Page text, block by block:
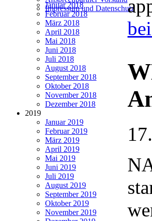
Impressum und Datenschutz
Januar 2018
Februar 2018
März 2018
April 2018
Mai 2018
Juni 2018
Juli 2018
August 2018
September 2018
Oktober 2018
November 2018
Dezember 2018
2019
Januar 2019
Februar 2019
März 2019
April 2019
Mai 2019
Juni 2019
Juli 2019
August 2019
September 2019
Oktober 2019
November 2019